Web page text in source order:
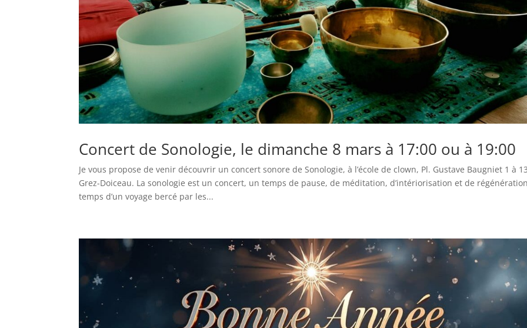
Concert de Sonologie, le dimanche 8 mars à 17:00 ou à 19:00
Je vous propose de venir découvrir un concert sonore de Sonologie, à l’école de clown, Pl. Gustave Baugniet 1 à
Grez-Doiceau. La sonologie est un concert, un temps de pause, de méditation, d’intériorisation et de
temps d’un voyage bercé par les...